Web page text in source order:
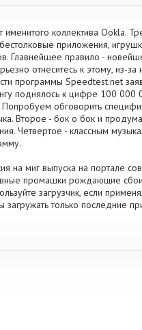
именитого коллектива Ookla.
бестолковые приложения,
Главнейшее правило -
отнеситесь к этому, из-
программы Speedtest.net
поднялось к цифре 100
обговорить
Второе - бок о бок и
Четвертое - классным
на миг выпуска на портале
промашки рождающие сбои
загрузчик, если
только последние